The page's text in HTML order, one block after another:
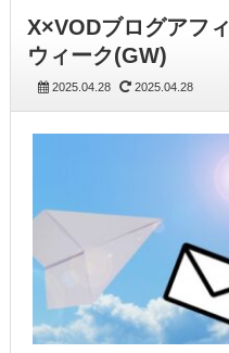
X×VODブログアフ
ウィーク(GW)
2025.04.28 2025.04.28